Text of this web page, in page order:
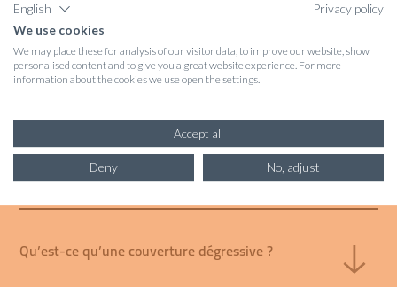
Mon diagnostic est-il automatiquement pris en
charge ?
J’ai une prestation de contrôle technique pris en
charge dans mon contrat. Est-ce que la contre
visite est aussi pris en charge ?
Qu’est-ce qu’une couverture dégressive ?
English
Privacy policy
We use cookies
We may place these for analysis of our visitor data, to improve our website, show
personalised content and to give you a great website experience. For more
information about the cookies we use open the settings.
Accept all
Deny No, adjust